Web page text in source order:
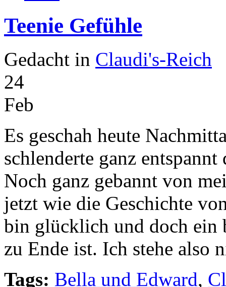
Teenie Gefühle
Gedacht in Claudi's-Reich
24
Feb
Es geschah heute
schlenderte ganz
Noch ganz gebannt von
jetzt wie die Geschichte
bin glücklich und doch ein
zu Ende ist. Ich stehe also
Tags: Bella und Edward,